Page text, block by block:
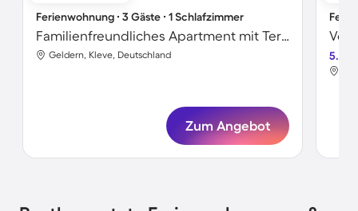
Ferienwohnung ∙ 3 Gäste ∙ 1 Schlafzimmer
Familienfreundliches Apartment mit Terrasse, Grill und Sauna | Panoramablick | Haustiere erlaubt
Geldern, Kleve, Deutschland
Zum Angebot
Voll
5.0